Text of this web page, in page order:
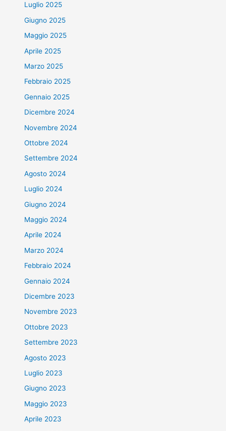
Luglio 2025
Giugno 2025
Maggio 2025
Aprile 2025
Marzo 2025
Febbraio 2025
Gennaio 2025
Dicembre 2024
Novembre 2024
Ottobre 2024
Settembre 2024
Agosto 2024
Luglio 2024
Giugno 2024
Maggio 2024
Aprile 2024
Marzo 2024
Febbraio 2024
Gennaio 2024
Dicembre 2023
Novembre 2023
Ottobre 2023
Settembre 2023
Agosto 2023
Luglio 2023
Giugno 2023
Maggio 2023
Aprile 2023